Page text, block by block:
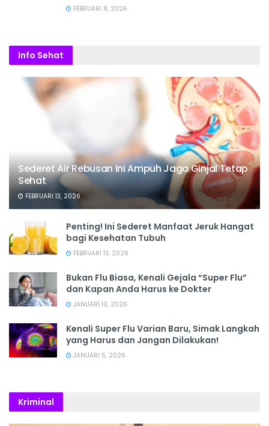
FEBRUARI 8, 2026
Info Sehat
Sederet Air Rebusan Ini Ampuh Jaga Ginjal Tetap
Sehat
FEBRUARI 13, 2026
Penting! Ini Sederet Manfaat Jeruk Hangat
bagi Kesehatan Tubuh
FEBRUARI 13, 2026
Bukan Flu Biasa, Kenali Gejala “Super Flu”
dan Kapan Anda Harus ke Dokter
JANUARI 10, 2026
Kenali Super Flu Varian Baru, Simak Langkah
yang Harus dan Jangan Dilakukan!
JANUARI 5, 2026
Kriminal